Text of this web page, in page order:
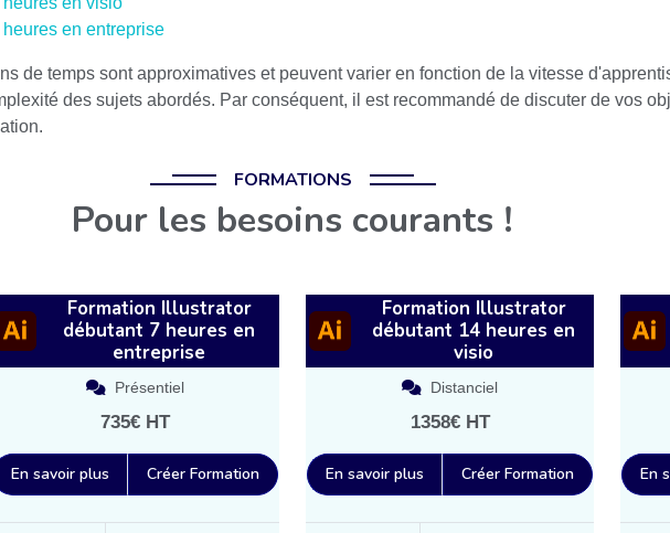
en entreprise
de temps sont approximatives et peuvent varier en fonction de la vitesse
des sujets abordés. Par conséquent, il est recommandé de discuter de vos
FORMATIONS
Pour les besoins courants !
Formation Illustrator
débutant 7 heures en
entreprise
Présentiel
735€ HT
En savoir plus Créer Formation
Formation Illustrator
débutant 14 heures en
visio
Distanciel
1358€ HT
En savoir plus Créer Formation En